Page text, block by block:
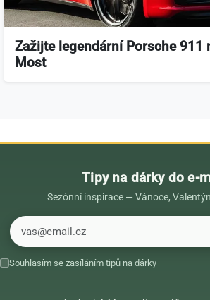
Zažijte legendární Porsche 911
Most
Tipy na dárky do e-
Sezónní inspirace — Vánoce,
Souhlasím se zasíláním tipů na dárky